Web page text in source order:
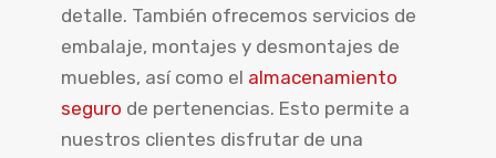
detalle. También ofrecemos servicios de
embalaje, montajes y desmontajes de
muebles, así como el almacenamiento
seguro de pertenencias. Esto permite a
nuestros clientes disfrutar de una